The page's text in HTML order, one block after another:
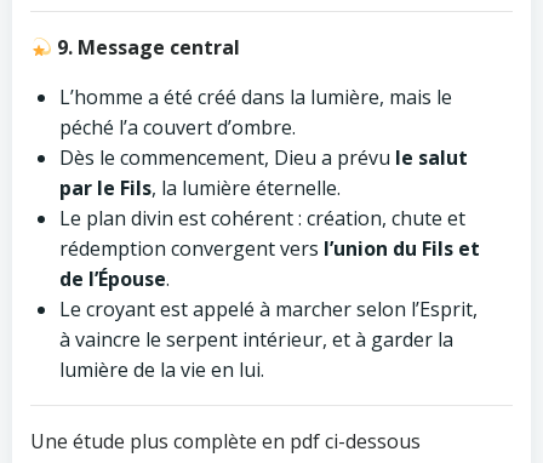
9. Message central
L’homme a été créé dans la lumière, mais le
péché l’a couvert d’ombre.
Dès le commencement, Dieu a prévu le salut
par le Fils, la lumière éternelle.
Le plan divin est cohérent : création, chute et
rédemption convergent vers l’union du Fils et
de l’Épouse.
Le croyant est appelé à marcher selon l’Esprit,
à vaincre le serpent intérieur, et à garder la
lumière de la vie en lui.
Une étude plus complète en pdf ci-dessous